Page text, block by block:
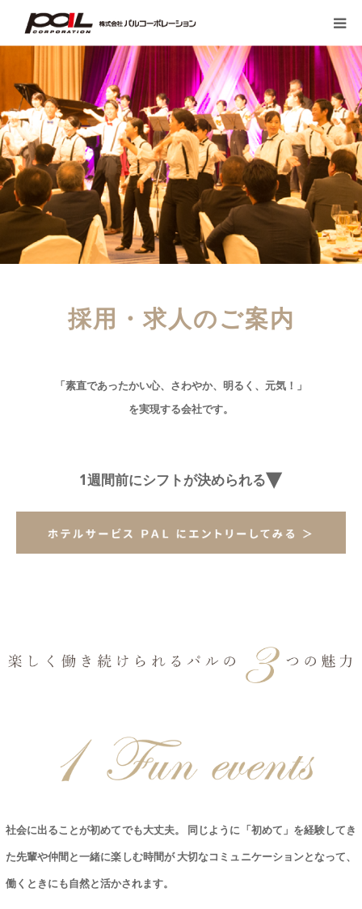
採用・求人のご案内
「素直であったかい心、さわやか、明るく、元気！」
を実現する会社です。
1週間前にシフトが決められる▸
社会に出ることが初めてでも大丈夫。
同じように「初めて」を経験してき
た先輩や仲間と一緒に楽しむ時間が大切なコミュニケーションとなって、
働くときにも自然と活かされます。
HOME
PALのこだわり
会社案内
先輩スタッフの声
お客様の声一覧
お問合せ